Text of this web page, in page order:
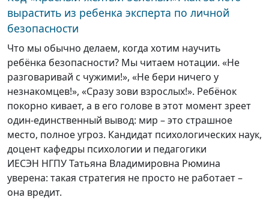
вырастить из ребенка эксперта по личной
безопасности
Что мы обычно делаем, когда хотим научить
ребёнка безопасности? Мы читаем нотации. «Не
разговаривай с чужими!», «Не бери ничего у
незнакомцев!», «Сразу зови взрослых!». Ребёнок
покорно кивает, а в его голове в этот момент зреет
один-единственный вывод: мир – это страшное
место, полное угроз. Кандидат психологических наук,
доцент кафедры психологии и педагогики
ИЕСЭН НГПУ Татьяна Владимировна Рюмина
уверена: такая стратегия не просто не работает –
она вредит.